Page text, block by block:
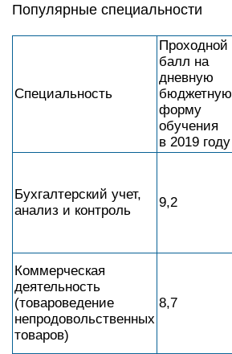
Популярные специальности
Специальность
Проходной
балл на
дневную
бюджетную
форму
обучения
в 2019 году
Бухгалтерский учет,
анализ и контроль
9,2
Коммерческая
деятельность
(товароведение
непродовольственных
товаров)
8,7